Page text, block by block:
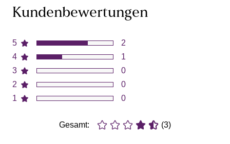
Kundenbewertungen
5
4
3
2
1
2
1
0
0
0
Gesamt: (3)